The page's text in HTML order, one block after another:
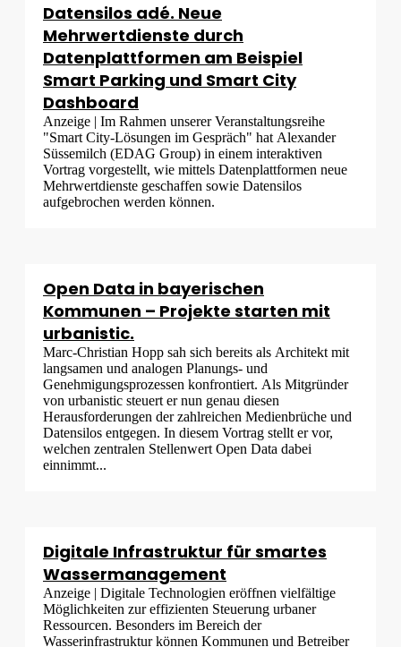
Datensilos adé. Neue
Mehrwertdienste durch
Datenplattformen am Beispiel
Smart Parking und Smart City
Dashboard
Anzeige | Im Rahmen unserer Veranstaltungsreihe
"Smart City-Lösungen im Gespräch" hat Alexander
Süssemilch (EDAG Group) in einem interaktiven
Vortrag vorgestellt, wie mittels Datenplattformen neue
Mehrwertdienste geschaffen sowie Datensilos
aufgebrochen werden können.
Open Data in bayerischen
Kommunen – Projekte starten mit
urbanistic.
Marc-Christian Hopp sah sich bereits als Architekt mit
langsamen und analogen Planungs- und
Genehmigungsprozessen konfrontiert. Als Mitgründer
von urbanistic steuert er nun genau diesen
Herausforderungen der zahlreichen Medienbrüche und
Datensilos entgegen. In diesem Vortrag stellt er vor,
welchen zentralen Stellenwert Open Data dabei
einnimmt...
Digitale Infrastruktur für smartes
Wassermanagement
Anzeige | Digitale Technologien eröffnen vielfältige
Möglichkeiten zur effizienten Steuerung urbaner
Ressourcen. Besonders im Bereich der
Wasserinfrastruktur können Kommunen und Betreiber